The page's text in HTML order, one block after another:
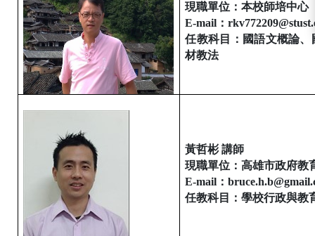
現職單位：本校師培中心
E-mail ：rkv772209
任教科目：國語文概論、
材教法
黃哲彬 講師
現職單位：高雄市政府教
E-mail ：
任教科目：學校行政與教